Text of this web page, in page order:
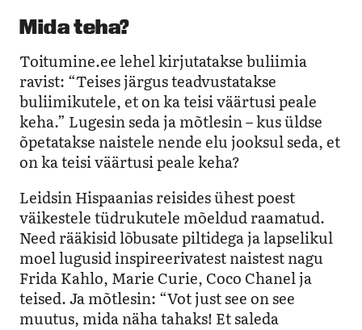
Mida teha?
Toitumine.ee lehel kirjutatakse buliimia
ravist: “Teises järgus teadvustatakse
buliimikutele, et on ka teisi väärtusi peale
keha.” Lugesin seda ja mõtlesin – kus üldse
õpetatakse naistele nende elu jooksul seda, et
on ka teisi väärtusi peale keha?
Leidsin Hispaanias reisides ühest poest
väikestele tüdrukutele mõeldud raamatud.
Need rääkisid lõbusate piltidega ja lapselikul
moel lugusid inspireerivatest naistest nagu
Frida Kahlo, Marie Curie, Coco Chanel ja
teised. Ja mõtlesin: “Vot just see on see
muutus, mida näha tahaks! Et saleda